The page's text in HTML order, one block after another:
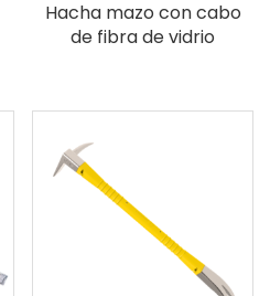
Hacha mazo con cabo
de fibra de vidrio